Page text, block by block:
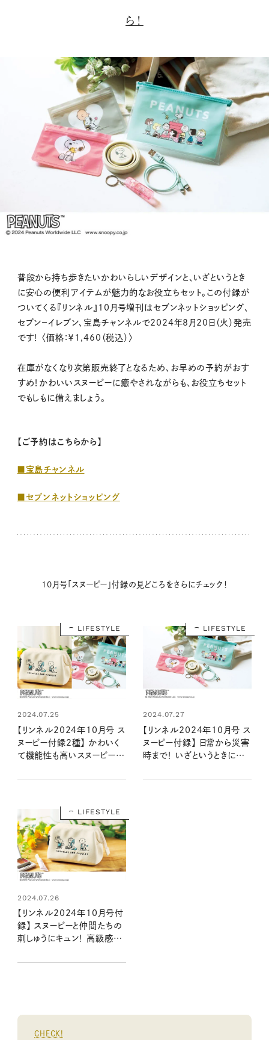
ら！
普段から持ち歩きたいかわいらしいデザインと、いざというとき
に安心の便利アイテムが魅力的なお役立ちセット。この付録が
ついてくる『リンネル』10月号増刊はセブンネットショッピング、
セブン－イレブン、宝島チャンネルで2024年8月20日（火）発売
です！ 〈価格：￥1,460（税込）〉
在庫がなくなり次第販売終了となるため、お早めの予約がおす
すめ！かわいいスヌーピーに癒やされながらも、お役立ちセット
でもしもに備えましょう。
【ご予約はこちらから】
■宝島チャンネル
■セブンネットショッピング
10月号「スヌーピー」付録の見どころをさらにチェック！
LIFESTYLE
2024.07.25
【リンネル2024年10月号 ス
ヌーピー付録2種】 かわいく
て機能性も高いスヌーピーデ
持ち歩きたい2アイテムの魅
発売リンネル2024年10月
号・10月号増刊）
LIFESTYLE
2024.07.27
【リンネル2024年10月号 ス
ヌーピー付録】 日常から災害
時まで！ いざというときに便
売リンネル2024年10月号
LIFESTYLE
2024.07.26
【リンネル2024年10月号付
録】 スヌーピーと仲間たちの
刺しゅうにキュン！ 高級感溢
発売リンネル2024年10月
CHECK!